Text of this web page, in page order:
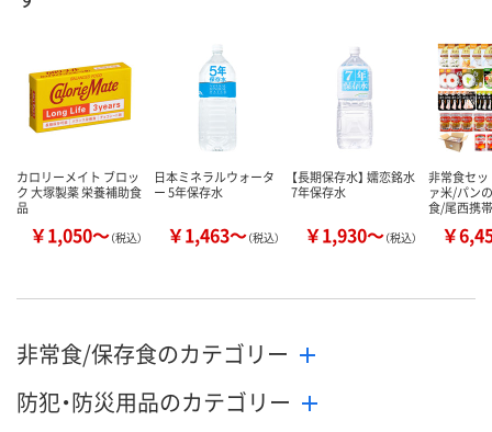
カゴへ カ
カロリーメイト ブロッ
ク 大塚製薬 栄養補助食
品
￥1,050～（税込）
日本ミネラルウォータ
ー 5年保存水
￥1,463～（税込）
【長期保存水】 嬬恋銘水
7年保存水
￥1,930～（税込）
非常食セッ
ァ米/パン
食/尾西携
￥
非常食/保存食のカテゴリー
防犯・防災用品のカテゴリー